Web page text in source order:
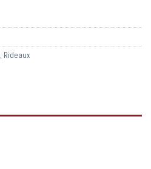
, Rideaux